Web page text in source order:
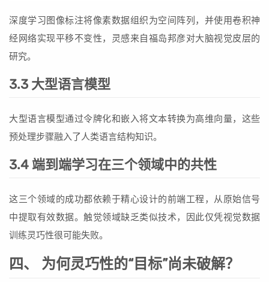
深度学习图像标注将像素数据组织为空间阵列，并使用卷积神
经网络实现平移不变性，灵感来自福岛邦彦对大脑视觉皮层的
研究。
3.3 大型语言模型
大型语言模型通过令牌化和嵌入将文本转换为高维向量，这些
预处理步骤融入了人类语言结构知识。
3.4 端到端学习在三个领域中的共性
这三个领域的成功都依赖于精心设计的前端工程，从原始信号
中提取有效数据。触觉领域缺乏类似技术，因此仅凭视觉数据
训练灵巧性很可能失败。
四、 为何灵巧性的“目标”尚未破解？